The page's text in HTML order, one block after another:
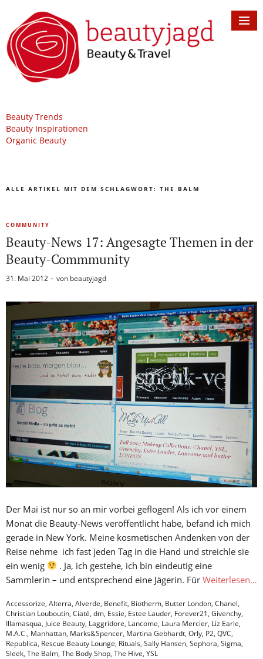
Beauty Trends
Beauty Inspirationen
Organic Beauty
ALLE ARTIKEL MIT DEM SCHLAGWORT: THE BALM
COMMUNITY
Beauty-News 17: Angesagte Themen in der
Beauty-Commmunity
31. Mai 2012 von beautyjagd
Der Mai ist nur so an mir vorbei geflogen! Als ich vor einem
Monat die Beauty-News veröffentlicht habe, befand ich mich
gerade in New York. Meine kosmetischen Andenken von der
Reise nehme ich fast jeden Tag in die Hand und streichle sie
ein wenig
. Ja, ich gestehe, ich bin eindeutig eine
Sammlerin – und entsprechend eine Jägerin. Für Weiterlesen…
Accessorize, Alterra, Alverde, Benefit, Biotherm, Butter London, Chanel,
Christian Louboutin, Ciaté, dm, Essie, Estee Lauder, Forever21, Givenchy,
Illamasqua, Juice Beauty, Laggridore, Lancome, Laura Mercier, Liz Earle,
M.A.C., Manhattan, Marks&Spencer, Martina Gebhardt, Orly, P2, QVC,
Republica, Rescue Beauty Lounge, Rituals, Sally Hansen, Sephora, Sigma,
Sleek, The Balm, The Body Shop, The Hive, YSL